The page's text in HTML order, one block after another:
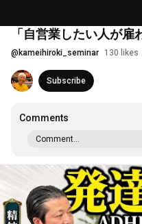
「自営業したい人が
@ kameihiroki_seminar 130 likes
Subscribe
Comments
Comment...